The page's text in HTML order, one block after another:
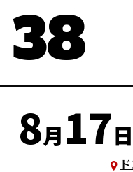
38
8月 17